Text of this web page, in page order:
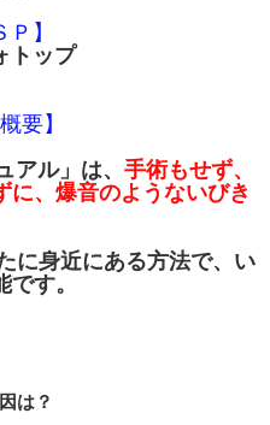
Ｐ】
トップ
要】
アル」は、 手術もせず、
に、爆音のようないびき
に身近にある方法で、い
す。
は？